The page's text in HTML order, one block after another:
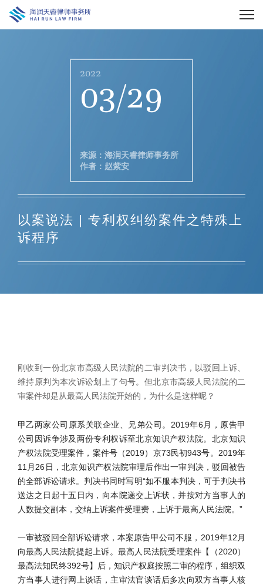
2022
03/29
来源：海润天睿律师事务所
作者：赵紫安
以案说法 | 专利权纠纷案件之特殊上
诉程序
刚收到一份北京市高级人民法院的二审判决书，以驳回上诉、
维持原判为本次诉讼划上了句号。但北京市高级人民法院的二
审案件却是从最高人民法院开始的，为什么是这样呢？
甲乙两家公司原系关联企业、兄弟公司。2019年6月，原告甲
公司因诉争涉及两份专利权诉至北京知识产权法院。北京知识
产权法院受理案件，案件号（2019）京73民初943号。2019年
11月26日，北京知识产权法院审理后作出一审判决，驳回被告
的全部诉讼请求。判决书同时写明“如不服本判决，可于判决书
送达之日起十五日内，向本院递交上诉状，并按对方当事人的
人数提交副本，交纳上诉案件受理费，上诉于最高人民法院。”
一审被驳回全部诉讼请求，本案原告甲公司不服，2019年12月
向最高人民法院提起上诉。最高人民法院受理案件【（2020）
最高法知民终392号】后，知识产权庭按照二审的程序，组织双
方当事人进行网上谈话，主审法官谈话后多次向双方当事人核